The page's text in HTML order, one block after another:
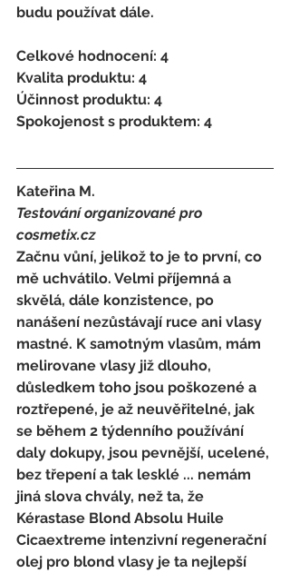
budu používat dále.
Celkové hodnocení: 4
Kvalita produktu: 4
Účinnost produktu: 4
Spokojenost s produktem: 4
Kateřina M.
Testování organizované pro
cosmetix.cz
Začnu vůní, jelikož to je to první, co
mě uchvátilo. Velmi příjemná a
skvělá, dále konzistence, po
nanášení nezůstávají ruce ani vlasy
mastné. K samotným vlasům, mám
melirovane vlasy již dlouho,
důsledkem toho jsou poškozené a
roztřepené, je až neuvěřitelné, jak
se během 2 týdenního používání
daly dokupy, jsou pevnější, ucelené,
bez třepení a tak lesklé ... nemám
jiná slova chvály, než ta, že
Kérastase Blond Absolu Huile
Cicaextreme intenzivní regenerační
olej pro blond vlasy je ta nejlepší